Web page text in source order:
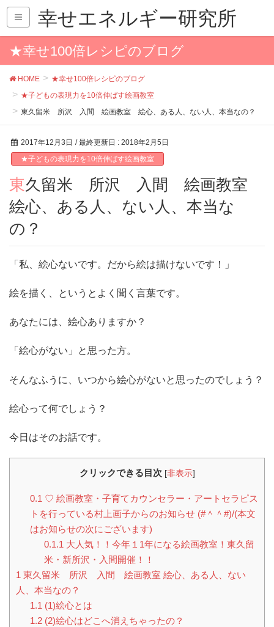
幸せエネルギー研究所
★幸せ100倍レシピのブログ
HOME
★幸せ100倍レシピのブログ
★子どもの表現力を10倍伸ばす絵画教室
東久留米 所沢 入間 絵画教室 絵心、ある人、ない人、本当なの？
2017年12月3日 / 最終更新日 : 2018年2月5日
★子どもの表現力を10倍伸ばす絵画教室
東久留米 所沢 入間 絵画教室
絵心、ある人、ない人、本当な
の？
「私、絵心ないです。だから絵は描けないです！」
絵を描く、というとよく聞く言葉です。
あなたには、絵心ありますか？
「絵心がない」と思った方。
そんなふうに、いつから絵心がないと思ったのでしょう？
絵心って何でしょう？
今日はそのお話です。
クリックできる目次 [非表示]
0.1 ♡ 絵画教室・子育てカウンセラー・アートセラピス
トを行っている村上画子からのお知らせ (#＾＾#)/(本文
はお知らせの次にございます)
0.1.1 大人気！！今年１1年になる絵画教室！東久留
米・新所沢・入間開催！！
1 東久留米 所沢 入間 絵画教室 絵心、ある人、ない
人、本当なの？
1.1 (1)絵心とは
1.2(2)絵心はどこへ消えちゃったの？